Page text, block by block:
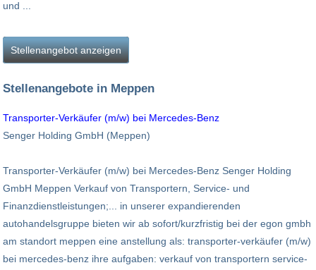
und ...
Stellenangebot anzeigen
Stellenangebote in Meppen
Transporter-Verkäufer (m/w) bei Mercedes-Benz
Senger Holding GmbH (Meppen)
Transporter-Verkäufer (m/w) bei Mercedes-Benz Senger Holding
GmbH Meppen Verkauf von Transportern, Service- und
Finanzdienstleistungen;... in unserer expandierenden
autohandelsgruppe bieten wir ab sofort/kurzfristig bei der egon gmbh
am standort meppen eine anstellung als: transporter-verkäufer (m/w)
bei mercedes-benz ihre aufgaben: verkauf von transportern service-